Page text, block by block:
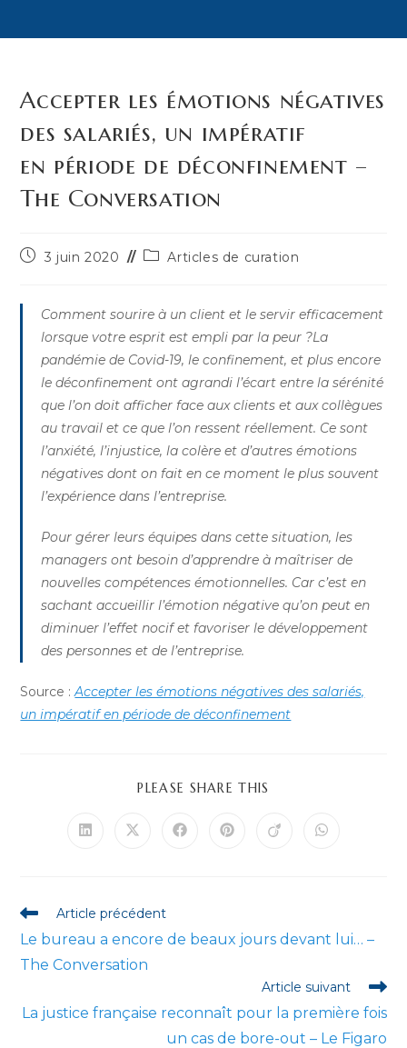
Accepter les émotions négatives
des salariés, un impératif
en période de déconfinement –
The Conversation
Publication
3 juin 2020
PostArticles de curation
Comment sourire à un client et le servir efficacement
lorsque votre esprit est empli par la peur ?La
pandémie de Covid-19, le confinement, et plus encore
le déconfinement ont agrandi l’écart entre la sérénité
que l’on doit afficher face aux clients et aux collègues
au travail et ce que l’on ressent réellement. Ce sont
l’anxiété, l’injustice, la colère et d’autres émotions
négatives dont on fait en ce moment le plus souvent
l’expérience dans l’entreprise.
Pour gérer leurs équipes dans cette situation, les
managers ont besoin d’apprendre à maîtriser de
nouvelles compétences émotionnelles. Car c’est en
sachant accueillir l’émotion négative qu’on peut en
diminuer l’effet nocif et favoriser le développement
des personnes et de l’entreprise.
Source :Accepter les émotions négatives des salariés,
un impératif en période de déconfinement
PLEASE SHARE THIS
Ouvrir
Ouvrir Ouvrir Ouvrir Ouvrir Ouvrir
Read
more
articles
Article précédent
Le bureau a encore de beaux jours devant lui… –
The Conversation
Article suivant
La justice française reconnaît pour la première fois
un cas de bore-out – Le Figaro